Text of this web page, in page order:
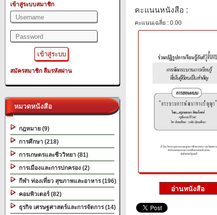
เข้าสู่ระบบสมาชิก
สมัครสมาชิก ลืมรหัสผ่าน
หมวดหนังสือ
กฎหมาย (9)
การศึกษา (218)
การเกษตรและชีววิทยา (81)
การเมืองและการปกครอง (2)
กีฬา ท่องเที่ยว สุขภาพและอาหาร (196)
คอมพิวเตอร์ (82)
ธุรกิจ เศรษฐศาสตร์และการจัดการ (14)
คะแนนหนังสือ :
คะแนนเฉลี่ย : 0.00